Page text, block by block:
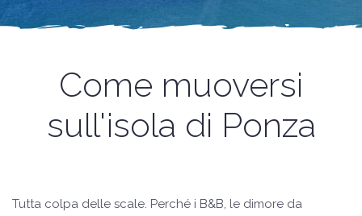
Come muoversi
sull'isola di Ponza
Tutta colpa delle scale. Perché i B&B, le dimore da